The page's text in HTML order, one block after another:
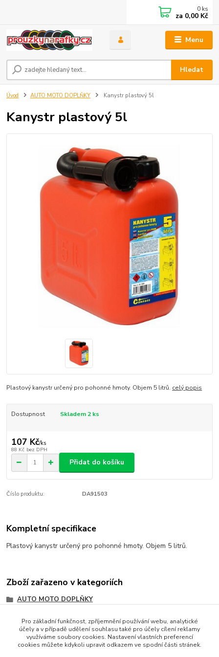
Menu
Hledat
0 ks
za 0,00 Kč
Úvod AUTO MOTO DOPLŇKY Kanystr plastový 5l
Kanystr plastový 5l
Plastový kanystr určený pro pohonné hmoty. Objem 5 litrů. celý popis
Dostupnost Skladem 2 ks
107 Kč/ks
88 Kč bez DPH
Přidat do košíku
Číslo produktu: DA91503
Kompletní specifikace
Plastový kanystr určený pro pohonné hmoty. Objem 5 litrů.
Zboží zařazeno v kategoriích
AUTO MOTO DOPLŇKY
Moto
Výbava, příslušenství
Pro základní funkčnost, zpříjemnění používání webu, analytické
účely a v případě udělení souhlasu také pro účely cílení reklamy
využíváme soubory cookies. Nastavení vlastních preferencí
cookies můžete kdykoli upravit odkazem ve spodní části stránek.